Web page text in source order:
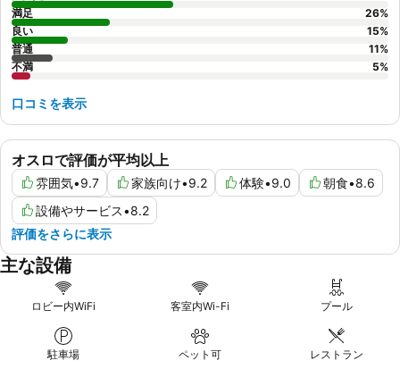
オスロで評価が平均以上
雰囲気•9.7 家族向け•9.2 体験•9.0 朝食•8.6
設備やサービス•8.2
評価をさらに表示
満足
26%
良い
15%
普通
11%
不満
5%
口コミを表示
主な設備
ロビー内WiFi 客室内Wi-Fi プール
駐車場 ペット可 レストラン